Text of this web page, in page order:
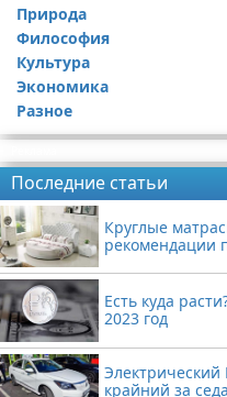
Природа
Философия
Культура
Экономика
Разное
Последние статьи
Круглые
рекомендации
Есть куда
2023 год
Электрический
крайний за